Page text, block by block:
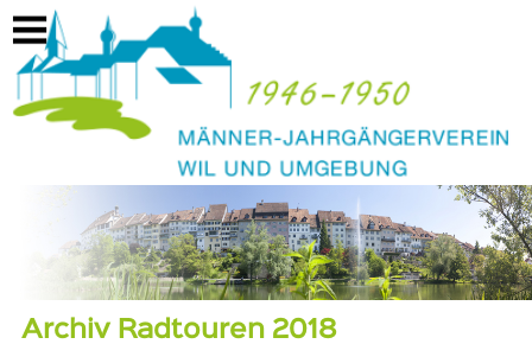
https://mjwil46-50.ch/archiv/radtouren/2018
Archiv Radtouren 2018